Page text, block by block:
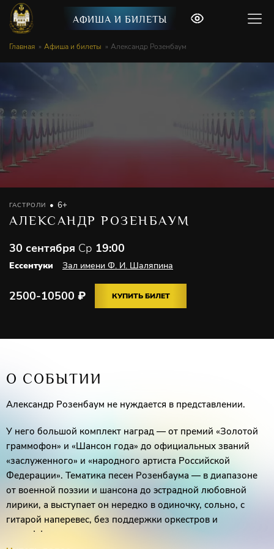
АФИША И БИЛЕТЫ
Главная Афиша и билеты Александр Розенбаум
ГАСТРОЛИ 6+
АЛЕКСАНДР РОЗЕНБАУМ
30 сентября Ср 19:00
Ессентуки Зал имени Ф. И. Шаляпина
2500-10500 ₽ КУПИТЬ БИЛЕТ
О СОБЫТИИ
Александр Розенбаум не нуждается в представлении.
У него большой комплект наград — от премий «Золотой
граммофон» и «Шансон года» до официальных званий
«заслуженного» и «народного артиста Российской
Федерации». Тематика песен Розенбаума — в диапазоне
от военной поэзии и шансона до эстрадной любовной
лирики, а выступает он нередко в одиночку, сольно, с
гитарой наперевес, без поддержки оркестров и
спецэффектов.